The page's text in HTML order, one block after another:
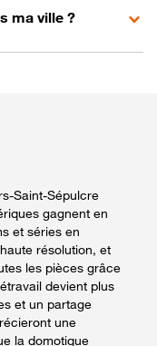
ma ville ?
Saint-Sépulcre
gagnent en
et séries en
résolution, et
les pièces grâce
devient plus
et un partage
une
la domotique